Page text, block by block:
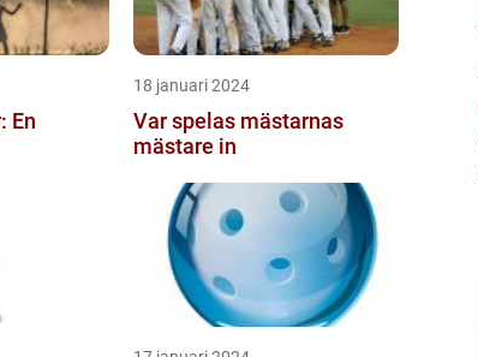
En
18 januari 2024
Var spelas mästarnas
mästare in